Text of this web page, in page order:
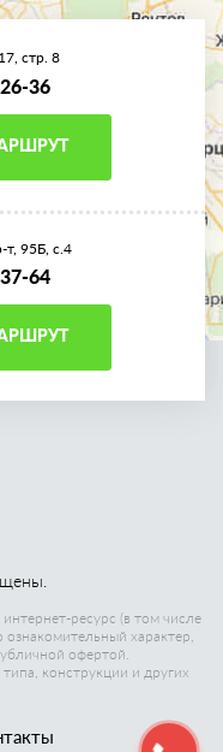
стр. 8
36
т, 95Б, с.4
64
ресурс (в том числе
характер,
офертой.
конструкции и других